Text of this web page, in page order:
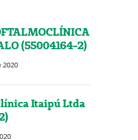
(55004164-2)
2020
Itaipú Ltda